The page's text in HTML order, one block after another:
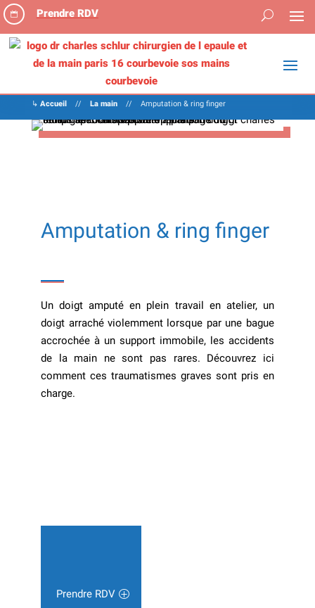
 Prendre RDV
↳ Accueil// La main// Amputation & ring finger
Amputation & ring finger
Un doigt amputé en plein travail en atelier, un
doigt arraché violemment lorsque par une bague
accrochée à un support immobile, les accidents
de la main ne sont pas rares. Découvrez ici
comment ces traumatismes graves sont pris en
charge.
Prendre RDV